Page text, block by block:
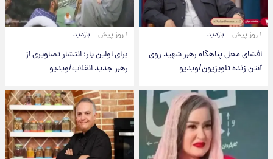
۱ روز پیش بازدید
افشای محل پناهگاه‌ رهبر شهید روی
آنتن زنده تلویزیون/ویدیو
۱ روز پیش بازدید
برای اولین بار؛ انتشار تصاویری از
رهبر جدید انقلاب/ویدیو